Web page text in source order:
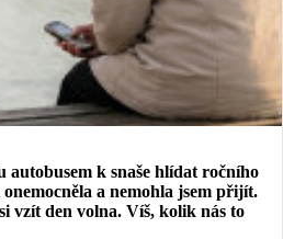
autobusem k snaše hlídat ročního
a nemohla jsem přijít.
vzít den volna. Víš, kolik nás to